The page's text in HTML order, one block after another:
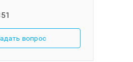
вопрос